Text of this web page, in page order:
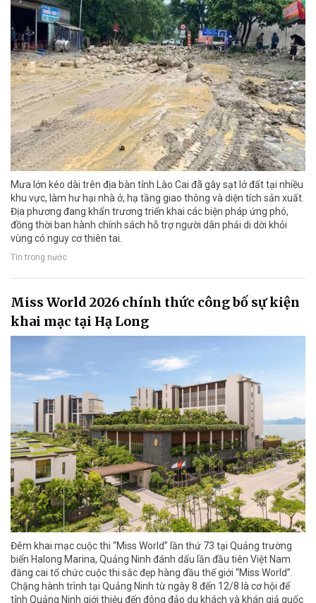
Mưa lớn kéo dài trên địa bàn tỉnh Lào Cai đã gây sạt lở đất tại nhiều
khu vực, làm hư hại nhà ở, hạ tầng giao thông và diện tích sản xuất.
Địa phương đang khẩn trương triển khai các biện pháp ứng phó,
đồng thời ban hành chính sách hỗ trợ người dân phải di dời khỏi
vùng có nguy cơ thiên tai.
Tin trong nước
Miss World 2026 chính thức công bố sự kiện
khai mạc tại Hạ Long
Đêm khai mạc cuộc thi “Miss World” lần thứ 73 tại Quảng trường
biển Halong Marina, Quảng Ninh đánh dấu lần đầu tiên Việt Nam
đăng cai tổ chức cuộc thi sắc đẹp hàng đầu thế giới “Miss World”.
Chặng hành trình tại Quảng Ninh từ ngày 8 đến 12/8 là cơ hội để
tỉnh Quảng Ninh giới thiệu đến đông đảo du khách và khán giả quốc